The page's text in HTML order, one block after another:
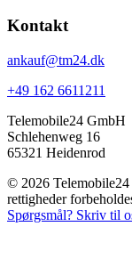
Kontakt
ankauf@tm24.dk
+49 162 6611211
Telemobile24 GmbH
Schlehenweg 16
65321 Heidenrod
© 2026
rettigheder
Spørgsmål? Skriv til